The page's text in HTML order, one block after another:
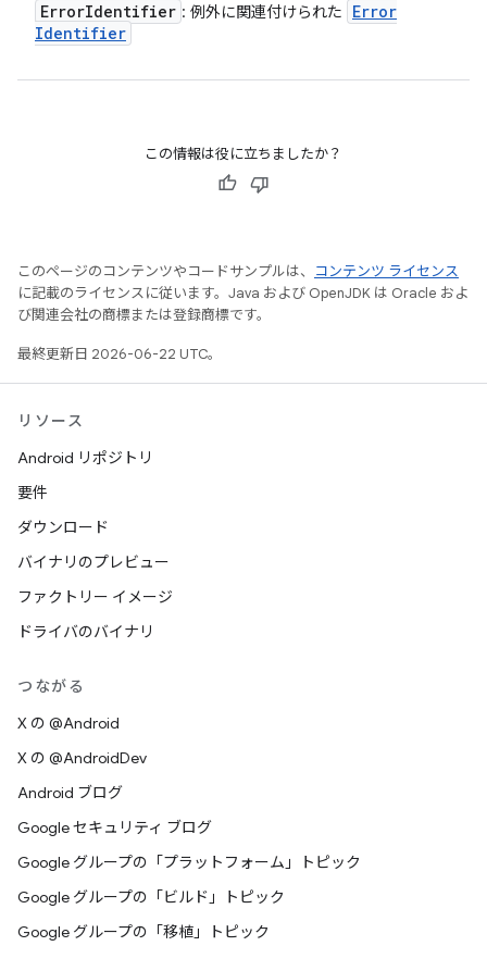
ErrorIdentifier : 例外に関連付けられた
Error
Identifier
この情報は役に立ちましたか？
このページのコンテンツやコードサンプルは、
コンテンツ ライセンス
に記載のライセンスに従います。Java および OpenJDK は Oracle およ
び関連会社の商標または登録商標です。
最終更新日 2026-06-22 UTC。
リソース
Android リポジトリ
要件
ダウンロード
バイナリのプレビュー
ファクトリー イメージ
ドライバのバイナリ
つながる
X の @Android
X の @AndroidDev
Android ブログ
Google セキュリティ ブログ
Google グループの「プラットフォーム」トピック
Google グループの「ビルド」トピック
Google グループの「移植」トピック